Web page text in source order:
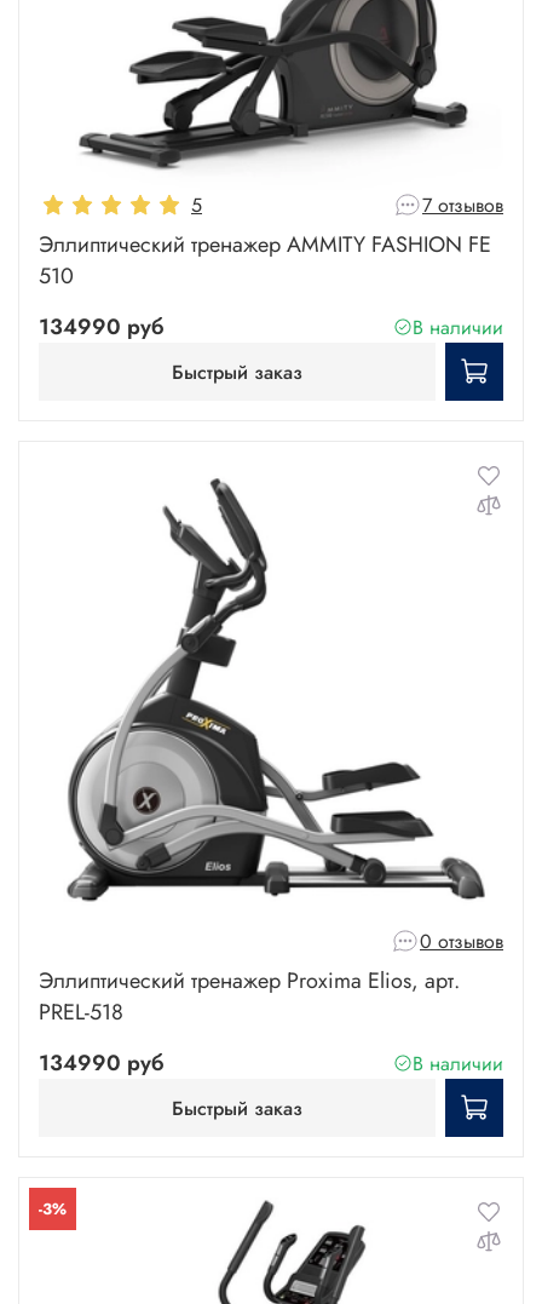
5 7 отзывов
Эллиптический тренажер AMMITY FASHION FE
510
134990 руб
В наличии
Быстрый заказ
0 отзывов
Эллиптический тренажер Proxima Elios, арт.
PREL-518
134990 руб
В наличии
Быстрый заказ
-3%